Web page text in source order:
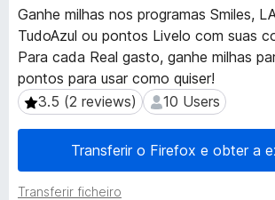
t
o
s
d
o
F
r
Ganhe milhas nos programas Smiles,
TudoAzul ou pontos Livelo com suas
Para cada Real gasto, ganhe milhas
pontos para usar como quiser!
3.5 (2 reviews)
3.5 (2 reviews) 10 Users
10 Users
Transferir o Firefox e obter a
Transferir ficheiro
d
o
s
d
a
e
x
e
n